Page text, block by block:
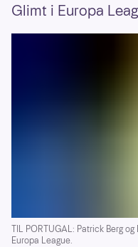
Glimt i Europa
TIL PORTUGAL: Patrick Berg
Europa League.